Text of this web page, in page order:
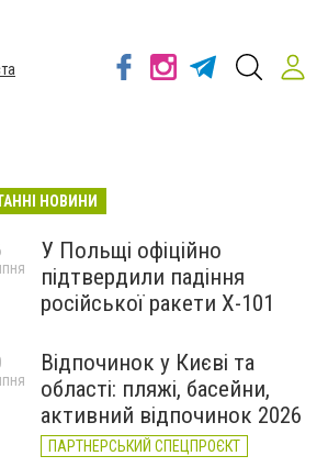
НОВИНИ
У Польщі офіційно
підтвердили падіння
російської ракети Х-101
Відпочинок у Києві та
області: пляжі, басейни,
активний відпочинок 2026
ПАРТНЕРСЬКИЙ СПЕЦПРОЄКТ